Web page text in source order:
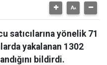
satıcılarına yönelik 71
yakalanan 1302
bildirdi.